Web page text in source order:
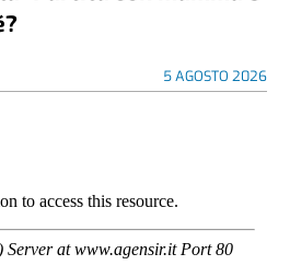
5 AGOSTO 2026